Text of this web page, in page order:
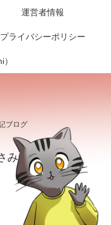
ブログ
み
運営者情報
プライバシーポリシー